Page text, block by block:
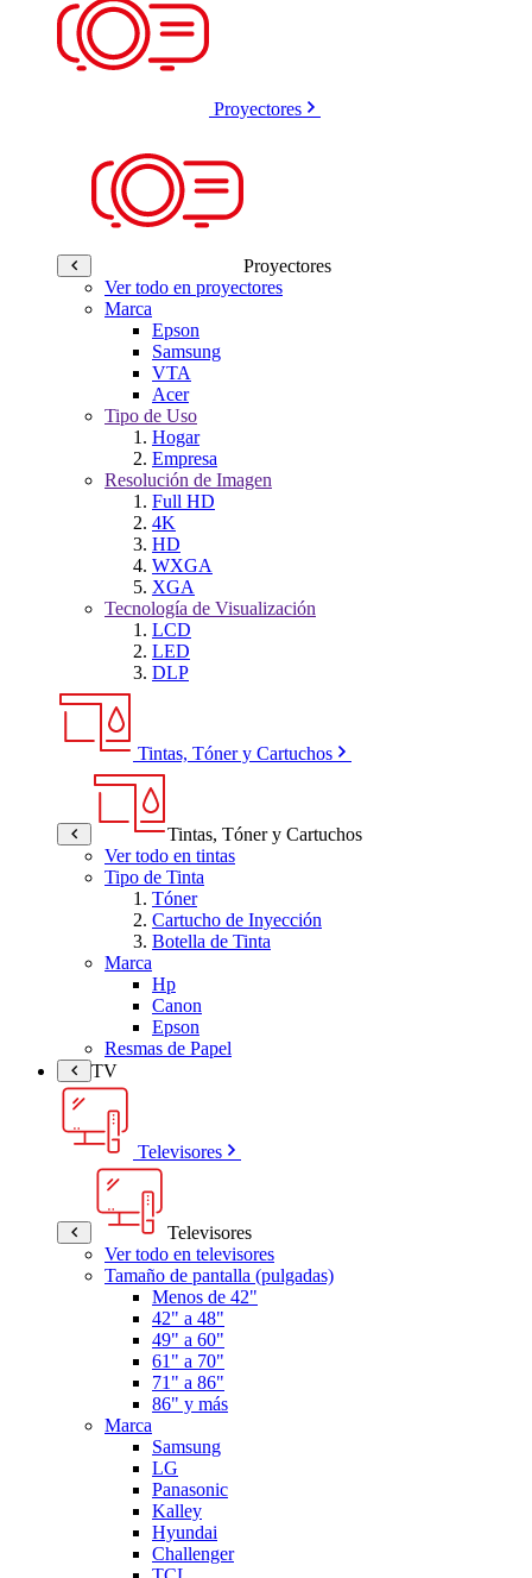
Proyectores
Proyectores
Ver todo en proyectores
Marca
Epson
Samsung
VTA
Acer
Tipo de Uso
Hogar
Empresa
Resolución de Imagen
Full HD
4K
HD
WXGA
XGA
Tecnología de Visualización
LCD
LED
DLP
Tintas, Tóner y Cartuchos
Tintas, Tóner y Cartuchos
Ver todo en tintas
Tipo de Tinta
Tóner
Cartucho de Inyección
Botella de Tinta
Marca
Hp
Canon
Epson
Resmas de Papel
TV
Televisores
Televisores
Ver todo en televisores
Tamaño de pantalla (pulgadas)
Menos de 42"
42" a 48"
49" a 60"
61" a 70"
71" a 86"
86" y más
Marca
Samsung
LG
Panasonic
Kalley
Hyundai
Challenger